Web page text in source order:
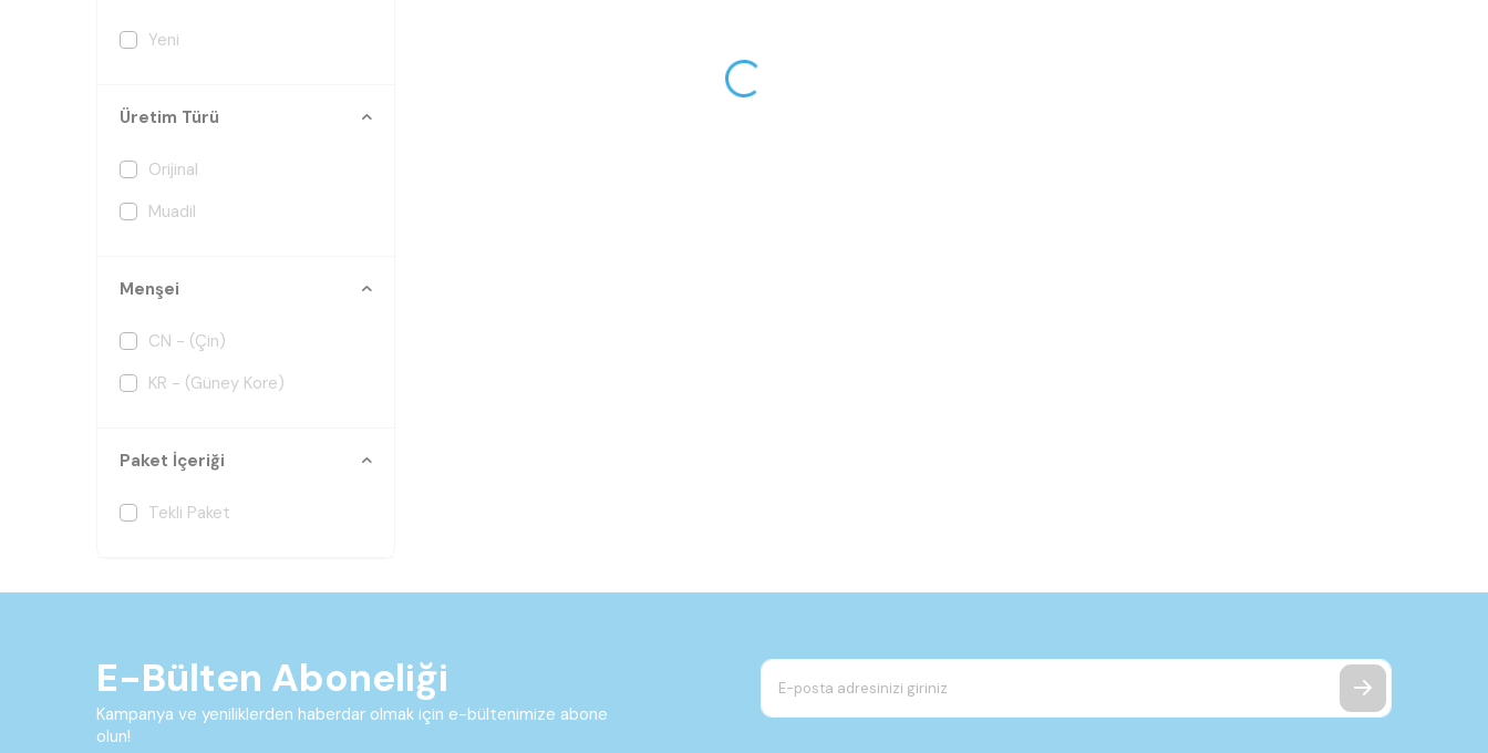
Yeni
Üretim Türü
Orijinal
Muadil
Menşei
CN - (Çin)
KR - (Güney Kore)
Paket İçeriği
Tekli Paket
E-Bülten Aboneliği
Kampanya ve yeniliklerden haberdar olmak için e-bültenimize abone
olun!